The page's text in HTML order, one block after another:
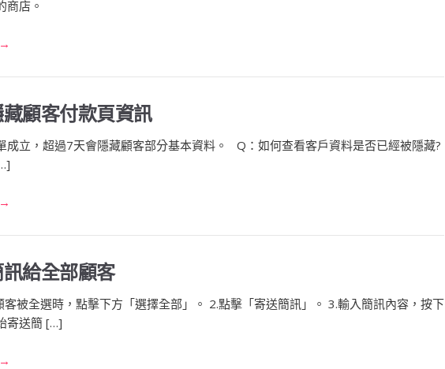
商店。
顧客付款頁資訊
成立，超過7天會隱藏顧客部分基本資料。 Q：如何查看客戶資料是否已經被隱藏?
給全部顧客
客被全選時，點擊下方「選擇全部」。 2.點擊「寄送簡訊」。 3.輸入簡訊內容，按下
寄送簡 […]